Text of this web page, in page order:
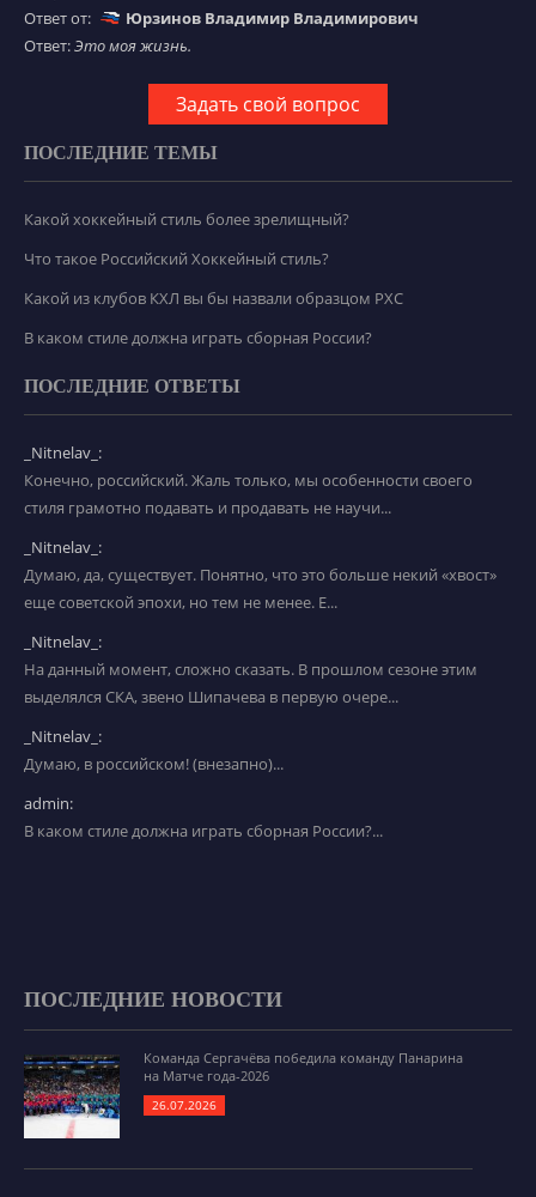
Ответ от:
Юрзинов Владимир Владимирович
Ответ:Это моя жизнь.
Задать свой вопрос
ПОСЛЕДНИЕ ТЕМЫ
Какой хоккейный стиль более зрелищный?
Что такое Российский Хоккейный стиль?
Какой из клубов КХЛ вы бы назвали образцом РХС
В каком стиле должна играть сборная России?
ПОСЛЕДНИЕ ОТВЕТЫ
_Nitnelav_:
Конечно, российский. Жаль только, мы особенности своего
стиля грамотно подавать и продавать не научи...
_Nitnelav_:
Думаю, да, существует. Понятно, что это больше некий «хвост»
еще советской эпохи, но тем не менее. Е...
_Nitnelav_:
На данный момент, сложно сказать. В прошлом сезоне этим
выделялся СКА, звено Шипачева в первую очере...
_Nitnelav_:
Думаю, в российском! (внезапно)...
admin:
В каком стиле должна играть сборная России?...
ПОСЛЕДНИЕ НОВОСТИ
Команда Сергачёва победила команду Панарина
на Матче года-2026
26.07.2026